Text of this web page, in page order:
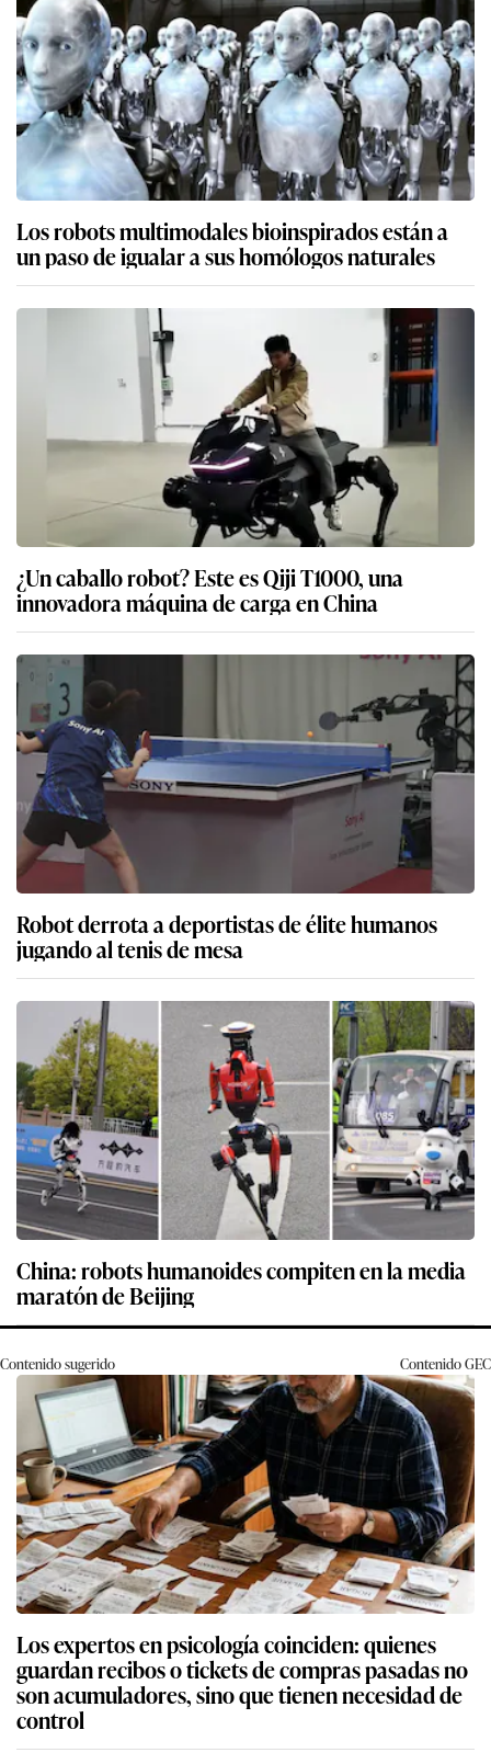
Los robots multimodales bioinspirados están a
un paso de igualar a sus homólogos naturales
¿Un caballo robot? Este es Qiji T1000, una
innovadora máquina de carga en China
Robot derrota a deportistas de élite humanos
jugando al tenis de mesa
China: robots humanoides compiten en la media
maratón de Beijing
Contenido sugerido ContenidoGEC
Los expertos en psicología coinciden: quienes
guardan recibos o tickets de compras pasadas no
son acumuladores, sino que tienen necesidad de
control